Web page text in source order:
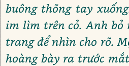
buông thõng tay
im lìm trên cỏ. Anh bỏ
trang để nhìn cho rõ.
hoàng bày ra trước